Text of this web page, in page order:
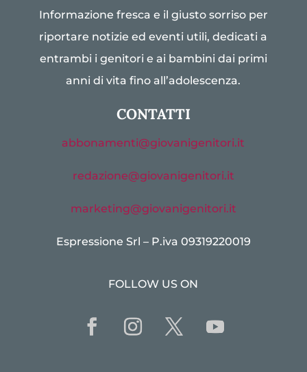
Informazione fresca e il giusto sorriso per
riportare notizie ed eventi utili, dedicati a
entrambi i genitori e ai bambini dai primi
anni di vita fino all’adolescenza.
CONTATTI
abbonamenti@giovanigenitori.it
redazione@giovanigenitori.it
marketing@giovanigenitori.it
Espressione Srl – P.iva 09319220019
FOLLOW US ON